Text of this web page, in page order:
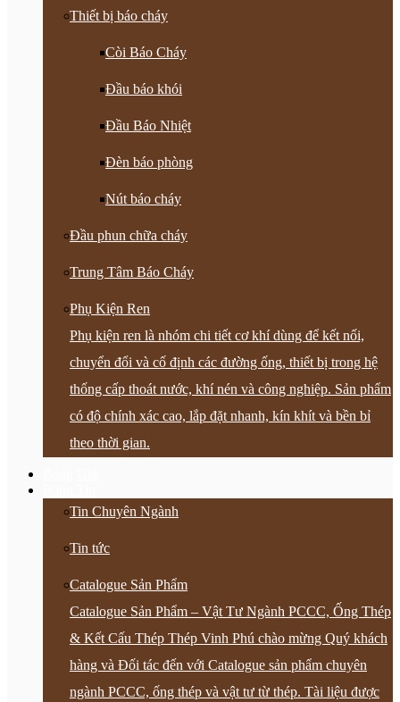
Thiết bị báo cháy
Còi Báo Cháy
Đầu báo khói
Đầu Báo Nhiệt
Đèn báo phòng
Nút báo cháy
Đầu phun chữa cháy
Trung Tâm Báo Cháy
Phụ Kiện Ren
Phụ kiện ren là nhóm chi tiết cơ khí dùng để kết nối,
chuyển đổi và cố định các đường ống, thiết bị trong hệ
thống cấp thoát nước, khí nén và công nghiệp. Sản phẩm
có độ chính xác cao, lắp đặt nhanh, kín khít và bền bỉ
theo thời gian.
Tin Chuyên Ngành
Tin tức
Catalogue Sản Phẩm
Catalogue Sản Phẩm – Vật Tư Ngành PCCC, Ống Thép
& Kết Cấu Thép Thép Vinh Phú chào mừng Quý khách
hàng và Đối tác đến với Catalogue sản phẩm chuyên
ngành PCCC, ống thép và vật tư từ thép. Tài liệu được